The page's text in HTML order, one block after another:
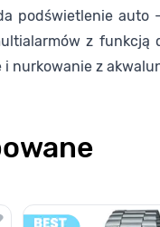
podświetlenie
z funkcją
i nurkowanie z
jest możliwe za pomocą